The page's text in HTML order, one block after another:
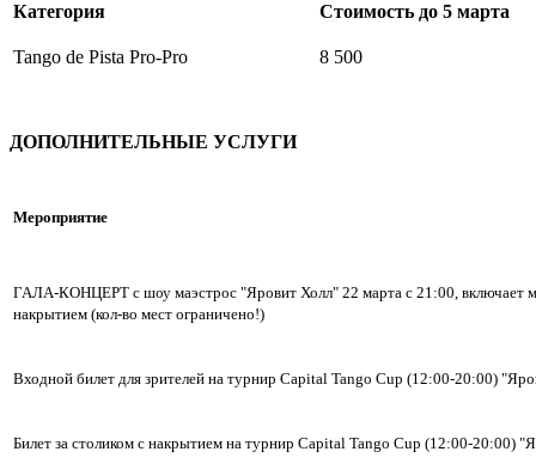
Категория Стоимость до 5 марта
Tango de Pista Pro-Pro 8 500
ДОПОЛНИТЕЛЬНЫЕ УСЛУГИ
Мероприятие
ГАЛА-КОНЦЕРТ с шоу маэстрос "Яровит Холл" 22 марта с 21:00, включает
накрытием (кол-во мест ограничено!)
Входной билет для зрителей на турнир Capital Tango Cup (12:00-20:00)
Билет за столиком с накрытием на турнир Capital Tango Cup (12:00-20:00)